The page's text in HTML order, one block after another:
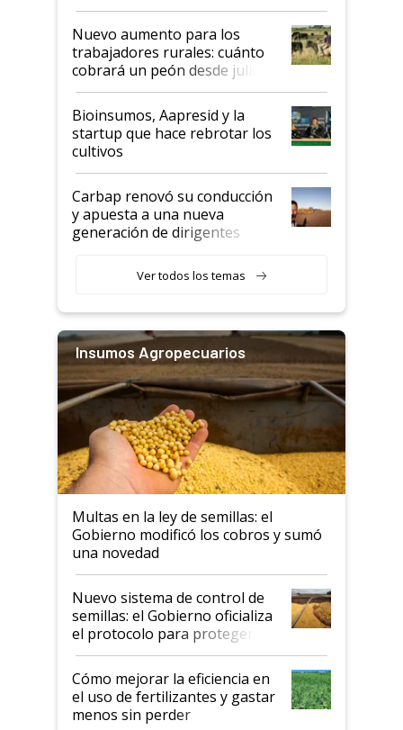
Nuevo aumento para los
trabajadores rurales: cuánto
cobrará un peón desde julio
Bioinsumos, Aapresid y la
startup que hace rebrotar los
cultivos
Carbap renovó su conducción
y apuesta a una nueva
generación de dirigentes
Ver todos los temas
Insumos Agropecuarios
Multas en la ley de semillas: el
Gobierno modificó los cobros y sumó
una novedad
Nuevo sistema de control de
semillas: el Gobierno oficializa
el protocolo para proteger la
propiedad intelectual
Cómo mejorar la eficiencia en
el uso de fertilizantes y gastar
menos sin perder